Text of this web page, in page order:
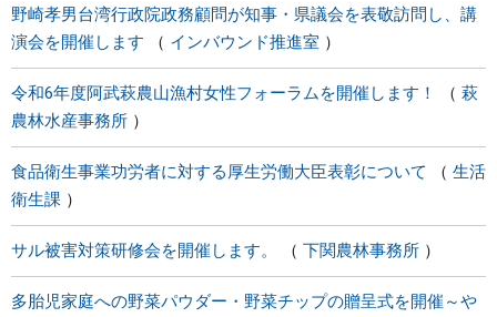
野崎孝男台湾行政院政務顧問が知事・県議会を表敬訪問し、講
演会を開催します
インバウンド推進室
令和6年度阿武萩農山漁村女性フォーラムを開催します！
萩
農林水産事務所
食品衛生事業功労者に対する厚生労働大臣表彰について
生活
衛生課
サル被害対策研修会を開催します。 下関農林事務所
多胎児家庭への野菜パウダー・野菜チップの贈呈式を開催～や